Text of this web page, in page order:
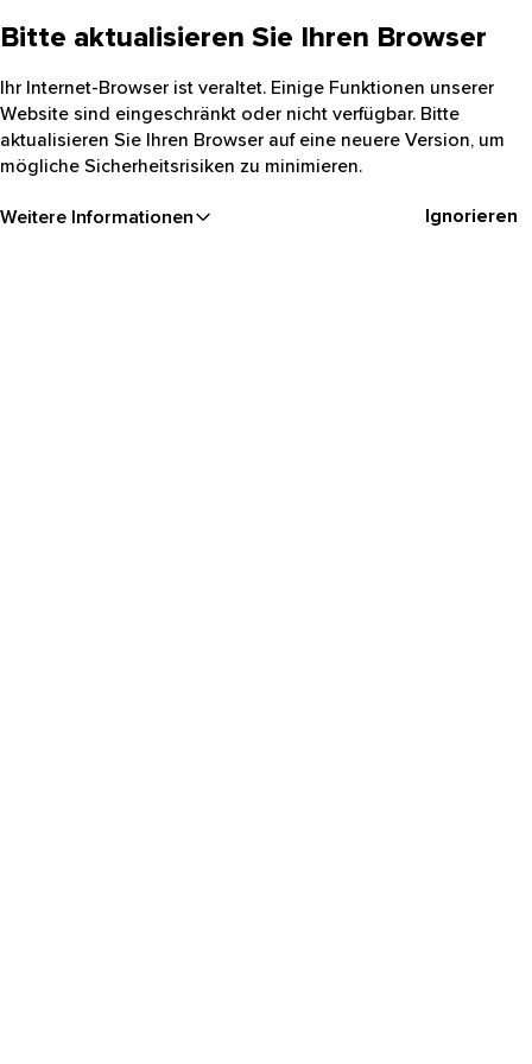
Bitte aktualisieren Sie Ihren Browser
Ihr Internet-Browser ist veraltet. Einige Funktionen unserer
Website sind eingeschränkt oder nicht verfügbar. Bitte
aktualisieren Sie Ihren Browser auf eine neuere Version, um
mögliche Sicherheitsrisiken zu minimieren.
Weitere Informationen Ignorieren